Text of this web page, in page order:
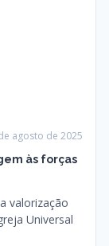
agosto de 2025
às forças
valorização
Universal